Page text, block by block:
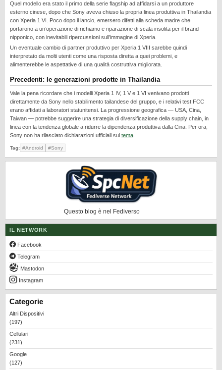
SOFTWARE
SVILUPPARE ANDROID
XIAOMI
Quel modello era stato il primo della serie flagship ad affidarsi a un produttore
esterno cinese, dopo che Sony aveva chiuso la propria linea produttiva in Thailandia
con Xperia 1 VI. Poco dopo il lancio, emersero difetti alla scheda madre che
portarono a un’operazione di richiamo e riparazione di scala insolita per il brand
nipponico, con inevitabili ripercussioni sull’immagine di Xperia.
Un eventuale cambio di partner produttivo per Xperia 1 VIII sarebbe quindi
interpretato da molti utenti come una risposta diretta a quei problemi, e
alimenterebbe le aspettative di una qualità costruttiva migliorata.
Precedenti: le generazioni prodotte in Thailandia
Vale la pena ricordare che i modelli Xperia 1 IV, 1 V e 1 VI venivano prodotti
direttamente da Sony nello stabilimento tailandese del gruppo, e i relativi test FCC
erano affidati a laboratori statunitensi. La progressione geografica — USA, Cina,
Taiwan — potrebbe suggerire una strategia di diversificazione della supply chain, in
linea con la tendenza globale a ridurre la dipendenza produttiva dalla Cina. Per ora,
Sony non ha rilasciato dichiarazioni ufficiali sul tema
Tag: #Android #Sony
Questo blog è nel Fediverso
IL NETWORK
Facebook
Telegram
Mastodon
Instagram
Categorie
Altri Dispositivi
(197)
Cellulari
(231)
Google
(127)